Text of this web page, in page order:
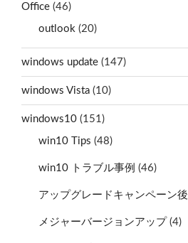
Office (46)
outlook (20)
windows update (147)
windows Vista (10)
windows10 (151)
win10 Tips (48)
win10 トラブル事例 (46)
アップグレードキャンペーン後
メジャーバージョンアップ (4)